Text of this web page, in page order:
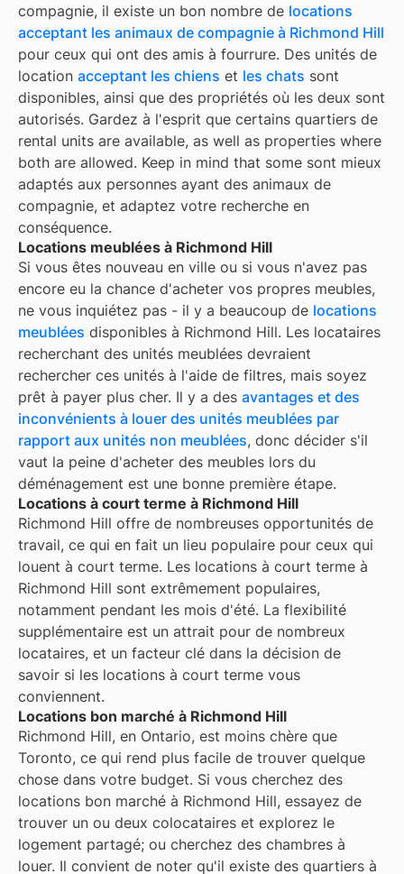
compagnie, il existe un bon nombre de locations
acceptant les animaux de compagnie à Richmond Hill
pour ceux qui ont des amis à fourrure. Des unités de
location acceptant les chiens et les chats sont
disponibles, ainsi que des propriétés où les deux sont
autorisés. Gardez à l'esprit que certains quartiers de
rental units are available, as well as properties where
both are allowed. Keep in mind that some sont mieux
adaptés aux personnes ayant des animaux de
compagnie, et adaptez votre recherche en
conséquence.
Locations meublées à Richmond Hill
Si vous êtes nouveau en ville ou si vous n'avez pas
encore eu la chance d'acheter vos propres meubles,
ne vous inquiétez pas - il y a beaucoup de locations
meublées disponibles à Richmond Hill. Les locataires
recherchant des unités meublées devraient
rechercher ces unités à l'aide de filtres, mais soyez
prêt à payer plus cher. Il y a des avantages et des
inconvénients à louer des unités meublées par
rapport aux unités non meublées, donc décider s'il
vaut la peine d'acheter des meubles lors du
déménagement est une bonne première étape.
Locations à court terme à Richmond Hill
Richmond Hill offre de nombreuses opportunités de
travail, ce qui en fait un lieu populaire pour ceux qui
louent à court terme. Les locations à court terme à
Richmond Hill sont extrêmement populaires,
notamment pendant les mois d'été. La flexibilité
supplémentaire est un attrait pour de nombreux
locataires, et un facteur clé dans la décision de
savoir si les locations à court terme vous
conviennent.
Locations bon marché à Richmond Hill
Richmond Hill, en Ontario, est moins chère que
Toronto, ce qui rend plus facile de trouver quelque
chose dans votre budget. Si vous cherchez des
locations bon marché à Richmond Hill, essayez de
trouver un ou deux colocataires et explorez le
logement partagé; ou cherchez des chambres à
louer. Il convient de noter qu'il existe des quartiers à